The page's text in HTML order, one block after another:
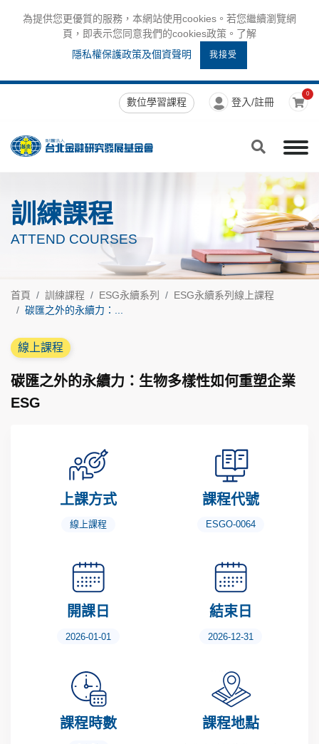
為提供您更優質的服務，本網站使用cookies。若您繼續瀏覽網
頁，即表示您同意我們的cookies政策。了解
隱私權保護政策及個資聲明
我接受
數位學習課程 登入/註冊
0
訓練課程
ATTEND COURSES
首頁 訓練課程 ESG永續系列
ESG永續系列線上課程
碳匯之外的永續力：...
線上課程
碳匯之外的永續力：生物多樣性如何重塑企業
ESG
上課方式
線上課程
課程代號
ESGO-0064
開課日
2026-01-01
結束日
2026-12-31
課程時數 課程地點